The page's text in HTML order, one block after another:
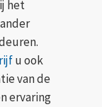
het
u ook
van de
ervaring